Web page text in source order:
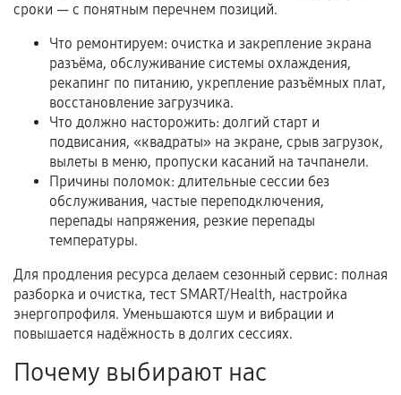
услуг и сроком гарантии.
Документы на установленные комплектующие
и кассовый чек.
Расширенная гарантия
В некоторых случаях возможно оформление
расширенной гарантии. Стоимость, сроки и
условия продления согласовываются отдельно и
фиксируются в документах.
Когда гарантия не действует
механические повреждения, попадание влаги,
сроки — с понятным перечнем позиций.
Что ремонтируем: очистка и закрепление экрана
разъёма, обслуживание системы охлаждения,
рекапинг по питанию, укрепление разъёмных плат,
восстановление загрузчика.
Что должно насторожить: долгий старт и
подвисания, «квадраты» на экране, срыв загрузок,
вылеты в меню, пропуски касаний на тачпанели.
Причины поломок: длительные сессии без
обслуживания, частые переподключения,
перепады напряжения, резкие перепады
температуры.
Для продления ресурса делаем сезонный сервис: полная
разборка и очистка, тест SMART/Health, настройка
энергопрофиля. Уменьшаются шум и вибрации и
повышается надёжность в долгих сессиях.
Почему выбирают нас